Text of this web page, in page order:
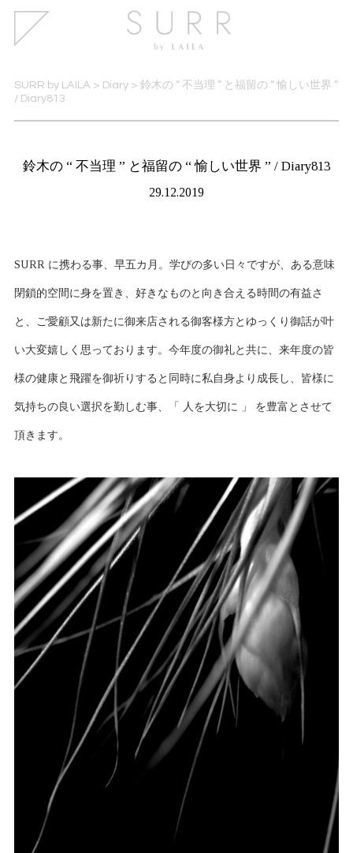
SURR by LAILA > Diary> 鈴木の “ 不当理 ” と福留の “ 愉しい世界 ”
/ Diary813
鈴木の “ 不当理 ” と福留の “ 愉しい世界 ” / Diary813
29.12.2019
SURR に携わる事、早五カ月。学びの多い日々ですが、ある意味
閉鎖的空間に身を置き、好きなものと向き合える時間の有益さ
と、ご愛顧又は新たに御来店される御客様方とゆっくり御話が叶
い大変嬉しく思っております。今年度の御礼と共に、来年度の皆
様の健康と飛躍を御祈りすると同時に私自身より成長し、皆様に
気持ちの良い選択を勤しむ事、「 人を大切に 」 を豊富とさせて
頂きます。